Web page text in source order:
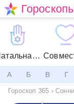
Натальная карта
А Б В Г
Гороскоп 365 ›